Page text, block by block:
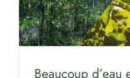
Beaucoup d’eau